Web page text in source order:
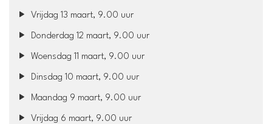
Vrijdag 13 maart, 9.00 uur
Donderdag 12 maart, 9.00 uur
Woensdag 11 maart, 9.00 uur
Dinsdag 10 maart, 9.00 uur
Maandag 9 maart, 9.00 uur
Vrijdag 6 maart, 9.00 uur